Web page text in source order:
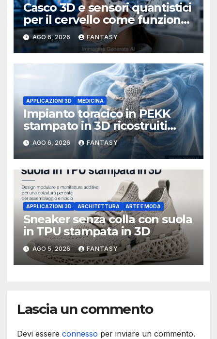
Casco 3D e sensori quantistici
per il cervello come funziona
l’OPM-MEG
AGO 6, 2026 FANTASY
APPLICAZIONI 3D MEDICINA
Impianto toracico in PEKK
stampato in 3D ricostruiti
sterno e costole dopo un
tumore raro
AGO 6, 2026 FANTASY
APPLICAZIONI 3D ARCHITETTURA ARTE E MODA
Sneaker senza colla con suola
in TPU stampata in 3D
AGO 5, 2026 FANTASY
Lascia un commento
Devi essere connesso per inviare un commento.